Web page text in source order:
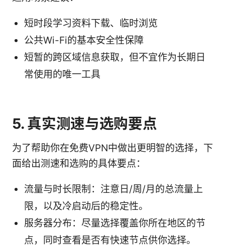
短时段学习资料下载、临时浏览
公共Wi-Fi的基本安全性保障
短暂的跨区域信息获取，但不宜作为长期日
常使用的唯一工具
5. 真实测速与选购要点
为了帮助你在免费VPN中做出更明智的选择，下
面给出测速和选购的具体要点：
流量与时长限制：注意日/周/月的总流量上
限，以及冷启动后的稳定性。
服务器分布：尽量选择覆盖你所在地区的节
点，同时查看是否有快速节点供你选择。